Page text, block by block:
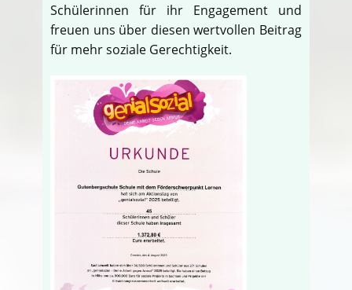
Schülerinnen für ihr Engagement und
freuen uns über diesen wertvollen Beitrag
für mehr soziale Gerechtigkeit.